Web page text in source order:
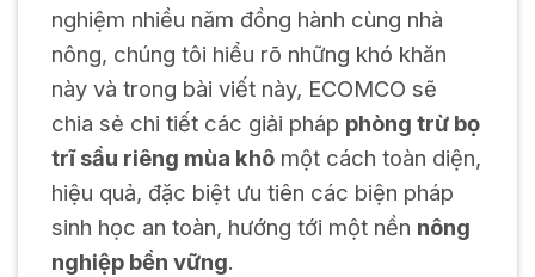
nghiệm nhiều năm đồng hành cùng nhà
nông, chúng tôi hiểu rõ những khó khăn
này và trong bài viết này, ECOMCO sẽ
chia sẻ chi tiết các giải pháp phòng trừ bọ
trĩ sầu riêng mùa khômột cách toàn diện,
hiệu quả, đặc biệt ưu tiên các biện pháp
sinh học an toàn, hướng tới một nền nông
nghiệp bền vững.